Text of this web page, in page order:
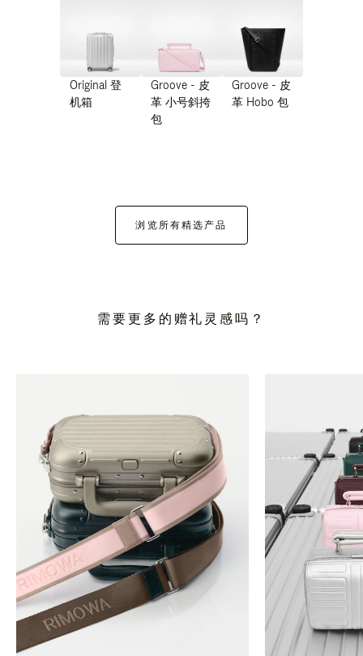
Original 登
机箱
Groove - 皮
革 小号斜挎
包
Groove - 皮
革 Hobo 包
浏览所有精选产品
需要更多的赠礼灵感吗？